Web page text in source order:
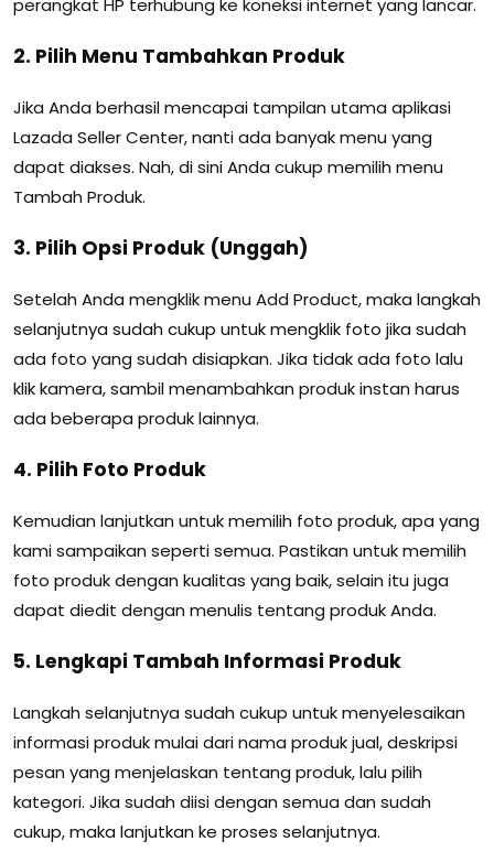
perangkat HP terhubung ke koneksi internet yang lancar.
2. Pilih Menu Tambahkan Produk
Jika Anda berhasil mencapai tampilan utama aplikasi
Lazada Seller Center, nanti ada banyak menu yang
dapat diakses. Nah, di sini Anda cukup memilih menu
Tambah Produk.
3. Pilih Opsi Produk (Unggah)
Setelah Anda mengklik menu Add Product, maka langkah
selanjutnya sudah cukup untuk mengklik foto jika sudah
ada foto yang sudah disiapkan. Jika tidak ada foto lalu
klik kamera, sambil menambahkan produk instan harus
ada beberapa produk lainnya.
4. Pilih Foto Produk
Kemudian lanjutkan untuk memilih foto produk, apa yang
kami sampaikan seperti semua. Pastikan untuk memilih
foto produk dengan kualitas yang baik, selain itu juga
dapat diedit dengan menulis tentang produk Anda.
5. Lengkapi Tambah Informasi Produk
Langkah selanjutnya sudah cukup untuk menyelesaikan
informasi produk mulai dari nama produk jual, deskripsi
pesan yang menjelaskan tentang produk, lalu pilih
kategori. Jika sudah diisi dengan semua dan sudah
cukup, maka lanjutkan ke proses selanjutnya.